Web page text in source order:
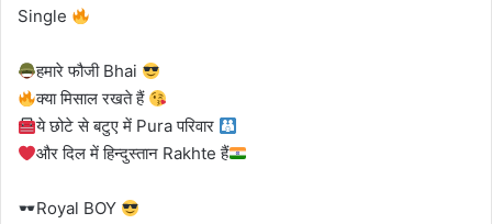
Single
हमारे फौजी Bhai
क्या मिसाल रखते हैं
ये छोटे से बटुए में Pura परिवार
और दिल में हिन्दुस्तान Rakhte हैं
Royal BOY